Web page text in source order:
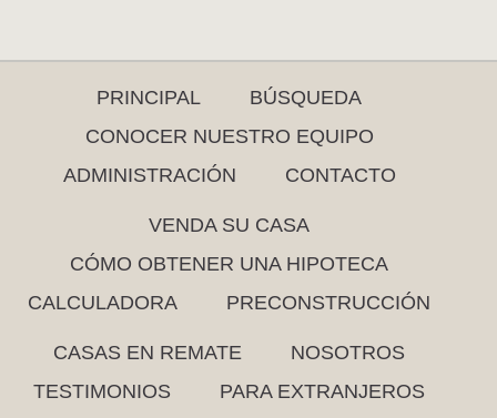
PRINCIPAL
BÚSQUEDA
CONOCER NUESTRO EQUIPO
ADMINISTRACIÓN
CONTACTO
VENDA SU CASA
CÓMO OBTENER UNA HIPOTECA
CALCULADORA
PRECONSTRUCCIÓN
CASAS EN REMATE
NOSOTROS
TESTIMONIOS
PARA EXTRANJEROS